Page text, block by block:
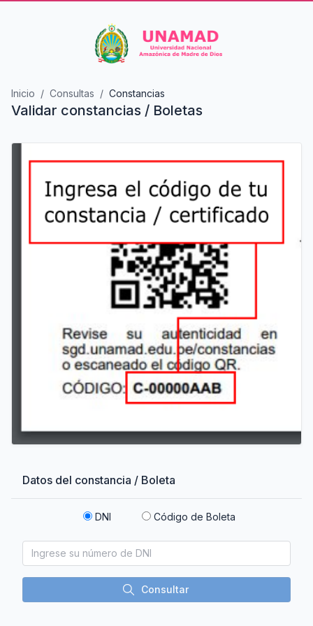
Inicio Consultas Constancias
Validar constancias / Boletas
Datos del constancia / Boleta
DNI Código de Boleta
Consultar